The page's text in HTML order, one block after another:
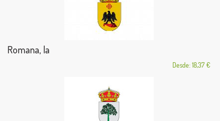
Romana, la
Desde: 18,37 €